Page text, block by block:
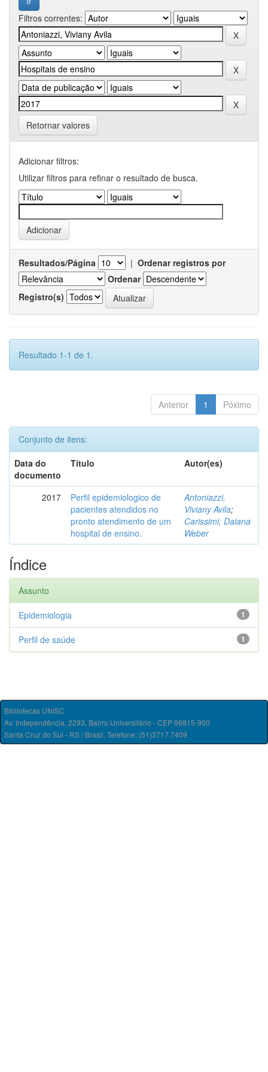
Filtros correntes:
Retornar valores
Adicionar filtros:
Utilizar filtros para refinar o resultado de busca.
Resultados/Página | Ordenar registros por
Ordenar
Registro(s)
Resultado 1-1 de 1.
Anterior 1 Póximo
Conjunto de itens:
Data do
documento
Título Autor(es)
2017
Perfil epidemiologico de
pacientes atendidos no
pronto atendimento de um
hospital de ensino.
Antoniazzi,
Viviany Avila;
Carissimi, Daiana
Weber
Índice
Assunto
1
Epidemiologia
1
Perfil de saúde
Bibliotecas UNISC
Av. Independência, 2293, Bairro Universitário - CEP 96815-900
Santa Cruz do Sul - RS / Brasil. Telefone: (51)3717.7409